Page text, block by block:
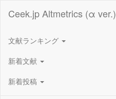
Ceek.jp Altmetrics (α ver.)
文献ランキング
新着文献
新着投稿